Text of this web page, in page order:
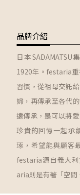
品牌介紹
日本
1920年。festaria
習慣，從祖母交託
婦，再傳承至各代
遠傳承，是可以將
珍貴的回憶一起承
琢，希望能與顧客
festaria源自義大
aria則是有著「空間